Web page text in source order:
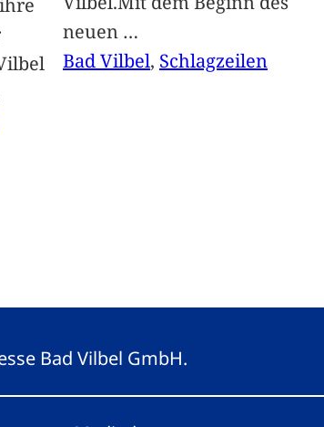
neuen …
Bad Vilbel, Schlagzeilen
Bad Vilbel GmbH.